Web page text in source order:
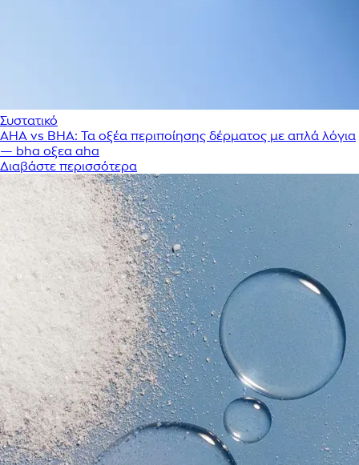
Συστατικό
AHA vs BHA: Τα οξέα περιποίησης δέρματος με απλά λόγια
— bha οξεα aha
Διαβάστε περισσότερα